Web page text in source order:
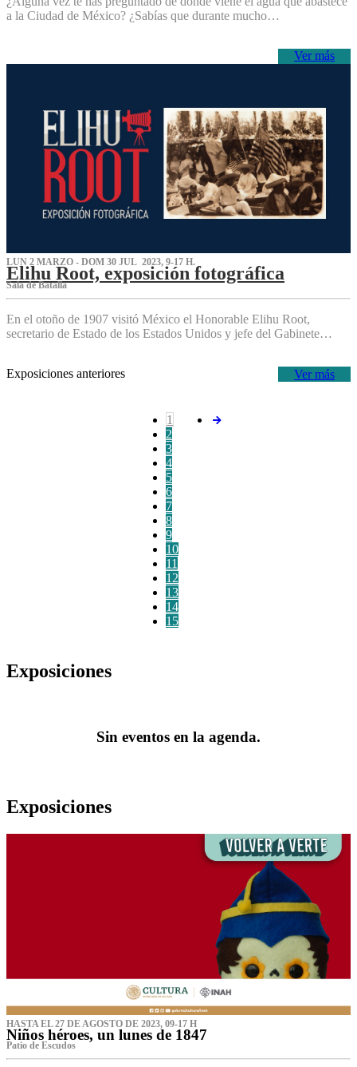
a la Ciudad de México? ¿Sabías que durante mucho…
Ver más
LUN 2 MARZO - DOM 30 JUL 2023, 9-17 H.
Elihu Root, exposición fotográfica
Sala de Batalla
En el otoño de 1907 visitó México el Honorable Elihu Root,
secretario de Estado de los Estados Unidos y jefe del Gabinete…
Ver más
Exposiciones anteriores
1
2
3
4
5
6
7
8
9
10
11
12
13
14
15
Exposiciones
Sin eventos en la agenda.
Exposiciones
HASTA EL 27 DE AGOSTO DE 2023, 09-17 H
Niños héroes, un lunes de 1847
Patio de Escudos